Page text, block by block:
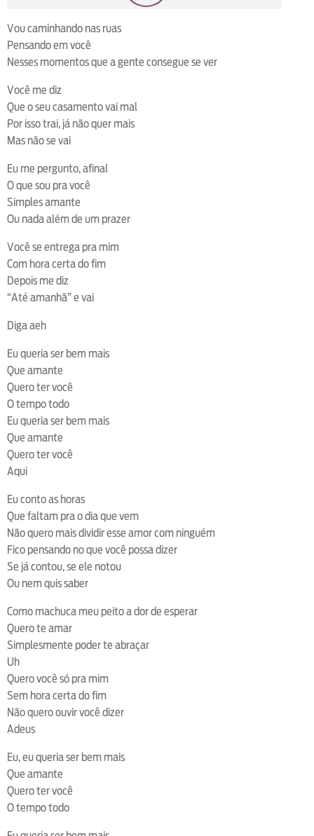
Vou caminhando nas ruas
Pensando em você
Nesses momentos que a gente consegue se ver
Você me diz
Que o seu casamento vai mal
Por isso trai, já não quer mais
Mas não se vai
Eu me pergunto, afinal
O que sou pra você
Simples amante
Ou nada além de um prazer
Você se entrega pra mim
Com hora certa do fim
Depois me diz
“Até amanhã” e vai
Diga aeh
Eu queria ser bem mais
Que amante
Quero ter você
O tempo todo
Eu queria ser bem mais
Que amante
Quero ter você
Aqui
Eu conto as horas
Que faltam pra o dia que vem
Não quero mais dividir esse amor com ninguém
Fico pensando no que você possa dizer
Se já contou, se ele notou
Ou nem quis saber
Como machuca meu peito a dor de esperar
Quero te amar
Simplesmente poder te abraçar
Uh
Quero você só pra mim
Sem hora certa do fim
Não quero ouvir você dizer
Adeus
Eu, eu queria ser bem mais
Que amante
Quero ter você
O tempo todo